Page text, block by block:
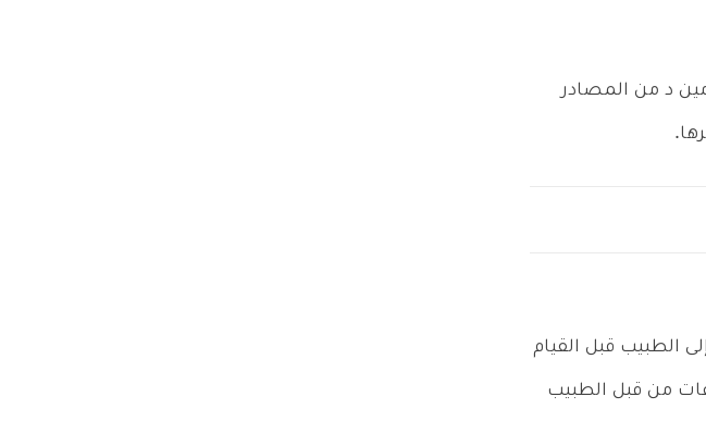
د من المصادر
الطبيب قبل القيام
من قبل الطبيب